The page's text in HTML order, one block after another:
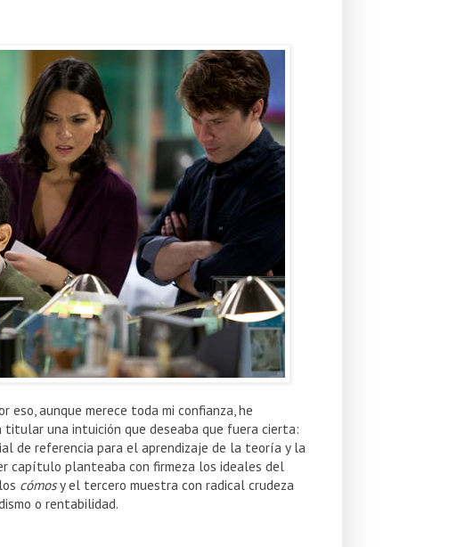
eso, aunque merece toda mi confianza, he
una intuición que deseaba que fuera cierta:
de referencia para el aprendizaje de la teoría y la
capítulo planteaba con firmeza los ideales del
cómosy el tercero muestra con radical crudeza
o rentabilidad.